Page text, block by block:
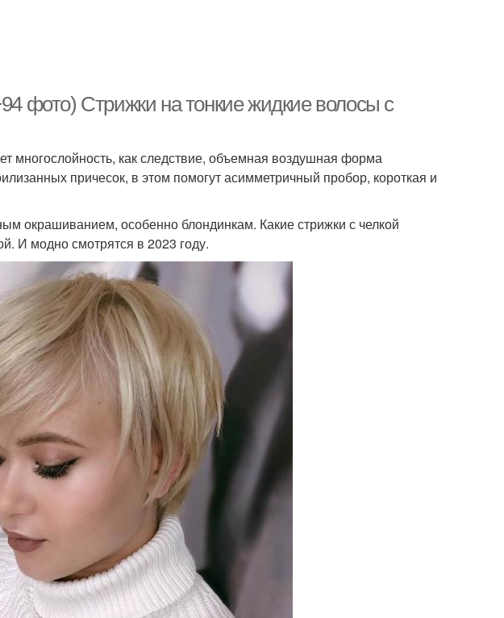
фото) Стрижки на тонкие жидкие волосы с
многослойность, как следствие, объемная воздушная форма
причесок, в этом помогут асимметричный пробор, короткая и
окрашиванием, особенно блондинкам. Какие стрижки с челкой
И модно смотрятся в 2023 году.